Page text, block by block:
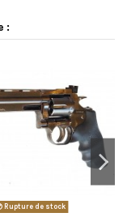
:
Rupture de stock